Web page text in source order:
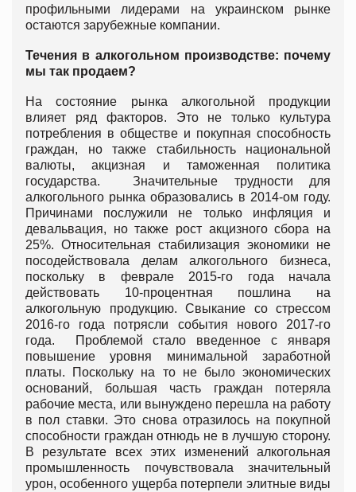
профильными лидерами на украинском рынке
остаются зарубежные компании.
Течения в алкогольном производстве: почему
мы так продаем?
На состояние рынка алкогольной продукции
влияет ряд факторов. Это не только культура
потребления в обществе и покупная способность
граждан, но также стабильность национальной
валюты, акцизная и таможенная политика
государства. Значительные трудности для
алкогольного рынка образовались в 2014-ом году.
Причинами послужили не только инфляция и
девальвация, но также рост акцизного сбора на
25%. Относительная стабилизация экономики не
посодействовала делам алкогольного бизнеса,
поскольку в феврале 2015-го года начала
действовать 10-процентная пошлина на
алкогольную продукцию. Свыкание со стрессом
2016-го года потрясли события нового 2017-го
года. Проблемой стало введенное с января
повышение уровня минимальной заработной
платы. Поскольку на то не было экономических
оснований, большая часть граждан потеряла
рабочие места, или вынуждено перешла на работу
в пол ставки. Это снова отразилось на покупной
способности граждан отнюдь не в лучшую сторону.
В результате всех этих изменений алкогольная
промышленность почувствовала значительный
урон, особенного ущерба потерпели элитные виды